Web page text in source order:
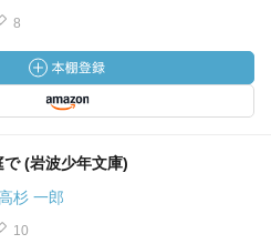
8
で (岩波少年文庫)
杉 一郎
10